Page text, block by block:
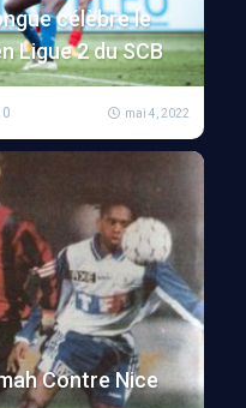
célèbre le
Ligue 2 du SCB
0 mai 4, 2022
Contre Nice